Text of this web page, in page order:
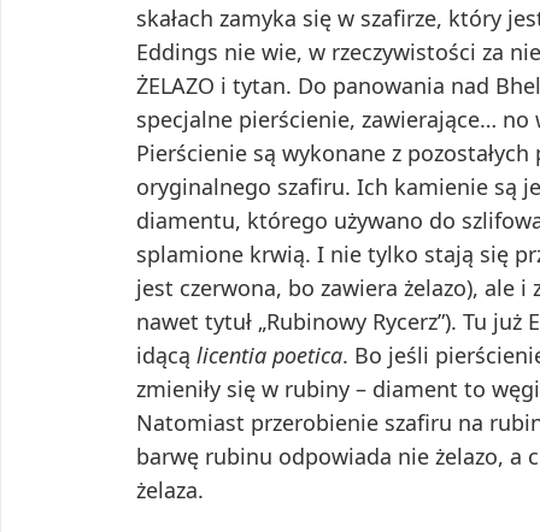
skałach zamyka się w szafirze, który
Eddings nie wie, w rzeczywistości za
ŻELAZO i tytan. Do panowania nad
specjalne pierścienie, zawierające… no
Pierścienie są wykonane z
oryginalnego szafiru. Ich kamienie są
diamentu, którego używano do
splamione krwią. I nie tylko stają się
jest czerwona, bo zawiera żelazo), ale
nawet tytuł „Rubinowy Rycerz”). Tu
idącą licentia poetica. Bo jeśli
zmieniły się w rubiny – diament to
Natomiast przerobienie szafiru na
barwę rubinu odpowiada nie żelazo, a
żelaza.